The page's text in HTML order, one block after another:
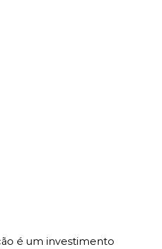
é um investimento